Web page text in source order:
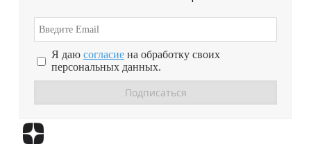
Я даю согласие на обработку своих
персональных данных.